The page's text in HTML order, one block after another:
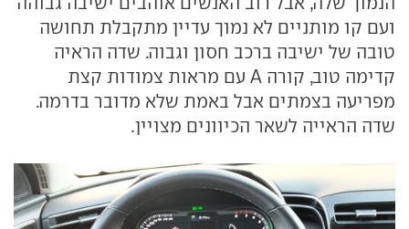
ועם קו מותניים לא נמוך עדיין מתקבלת תחושה
טובה של ישיבה ברכב חסון וגבוה. שדה הראיה
קדימה טוב, קורה A עם מראות צמודות קצת
מפריעה בצמתים אבל באמת שלא מדובר בדרמה.
שדה הראייה לשאר הכיוונים מצויין.